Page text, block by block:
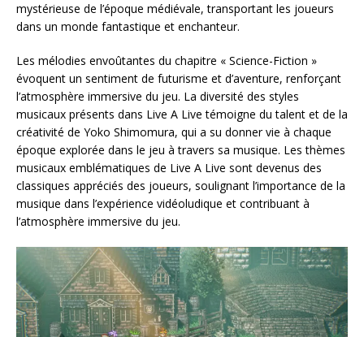
mystérieuse de l’époque médiévale, transportant les joueurs
dans un monde fantastique et enchanteur.
Les mélodies envoûtantes du chapitre « Science-Fiction »
évoquent un sentiment de futurisme et d’aventure, renforçant
l’atmosphère immersive du jeu. La diversité des styles
musicaux présents dans Live A Live témoigne du talent et de la
créativité de Yoko Shimomura, qui a su donner vie à chaque
époque explorée dans le jeu à travers sa musique. Les thèmes
musicaux emblématiques de Live A Live sont devenus des
classiques appréciés des joueurs, soulignant l’importance de la
musique dans l’expérience vidéoludique et contribuant à
l’atmosphère immersive du jeu.